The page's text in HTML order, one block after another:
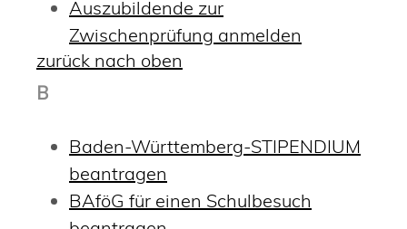
Auszubildende zur
Zwischenprüfung anmelden
zurück nach oben
B
Baden-Württemberg-STIPENDIUM
beantragen
BAföG für einen Schulbesuch